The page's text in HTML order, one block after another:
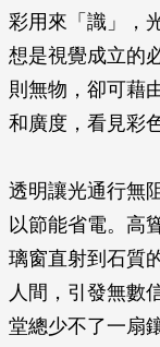
彩用來「識」，
想是視覺成立的
則無物，卻可藉
和廣度，看見彩
透明讓光通行無
以節能省電。高
璃窗直射到石質
人間，引發無數
堂總少不了一扇